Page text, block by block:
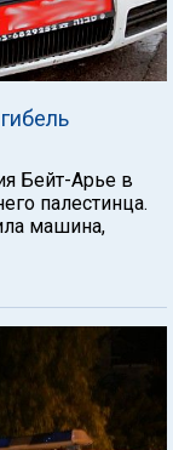
Бейт-Арье в
палестинца.
машина,